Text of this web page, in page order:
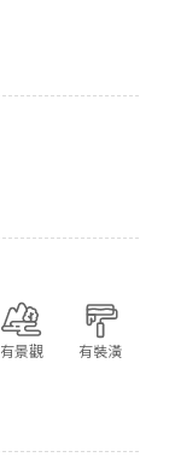
有景觀 有裝潢